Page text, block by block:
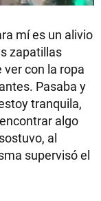
mí es un alivio
zapatillas
con la ropa
Pasaba y
tranquila,
algo
al
supervisó el